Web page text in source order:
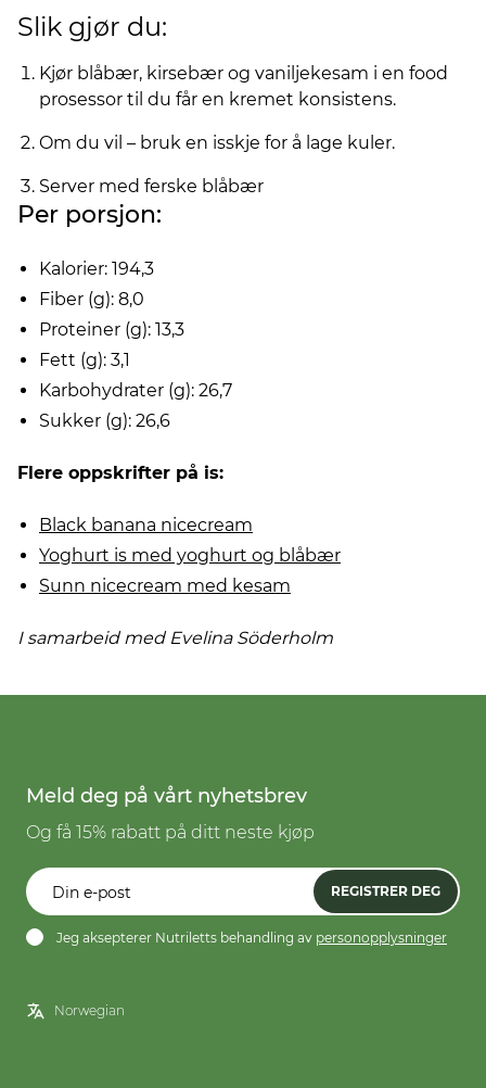
Slik gjør du:
Kjør blåbær, kirsebær og vaniljekesam i en food
prosessor til du får en kremet konsistens.
Om du vil – bruk en isskje for å lage kuler.
Server med ferske blåbær
Per porsjon:
Kalorier: 194,3
Fiber (g): 8,0
Proteiner (g): 13,3
Fett (g): 3,1
Karbohydrater (g): 26,7
Sukker (g): 26,6
Flere oppskrifter på is:
Black banana nicecream
Yoghurt is med yoghurt og blåbær
Sunn nicecream med kesam
I samarbeid med Evelina Söderholm
Meld deg på vårt nyhetsbrev
Og få 15% rabatt på ditt neste kjøp
REGISTRER DEG
Jeg aksepterer Nutriletts behandling av personopplysninger